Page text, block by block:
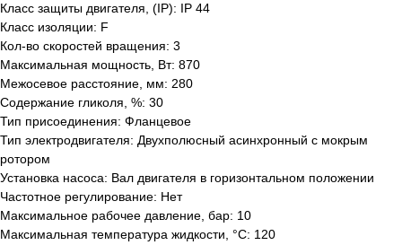
Класс защиты двигателя, (IP): IP 44
Класс изоляции: F
Кол-во скоростей вращения: 3
Максимальная мощность, Вт: 870
Межосевое расстояние, мм: 280
Содержание гликоля, %: 30
Тип присоединения: Фланцевое
Тип электродвигателя: Двухполюсный асинхронный с мокрым
ротором
Установка насоса: Вал двигателя в горизонтальном положении
Частотное регулирование: Нет
Максимальное рабочее давление, бар: 10
Максимальная температура жидкости, °С: 120